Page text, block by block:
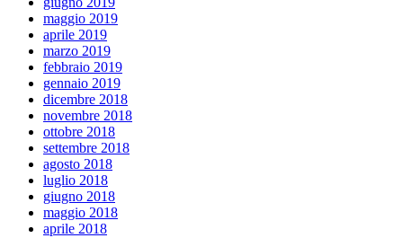
maggio 2019
aprile 2019
marzo 2019
febbraio 2019
gennaio 2019
dicembre 2018
novembre 2018
ottobre 2018
settembre 2018
agosto 2018
luglio 2018
giugno 2018
maggio 2018
aprile 2018